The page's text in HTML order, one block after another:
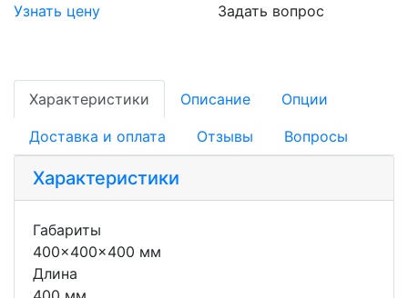
Узнать цену
Задать вопрос
Характеристики Описание Опции
Доставка и оплата Отзывы Вопросы
Характеристики
Габариты
400x400x400 мм
Длина